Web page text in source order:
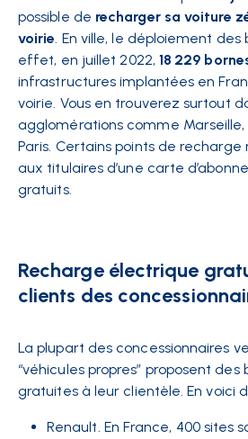
possible de recharger sa voiture
voirie. En ville, le déploiement des
effet, en juillet 2022, 18 229
infrastructures implantées en
voirie. Vous en trouverez surtout
agglomérations comme Marseille,
Paris. Certains points de recharge
aux titulaires d’une carte
gratuits.
Recharge électrique
clients des
La plupart des concessionnaires
“véhicules propres” proposent
gratuites à leur clientèle. En voici
Renault. En France, 400 sites